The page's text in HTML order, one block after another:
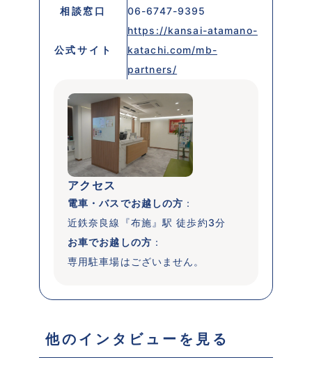
相談窓口 06-6747-9395
公式サイト
https://kansai-atamano-
katachi.com/mb-
partners/
アクセス
電車・バスでお越しの方 ：
近鉄奈良線『布施』駅 徒歩約3分
お車でお越しの方 ：
専用駐車場はございません。
他のインタビューを見る